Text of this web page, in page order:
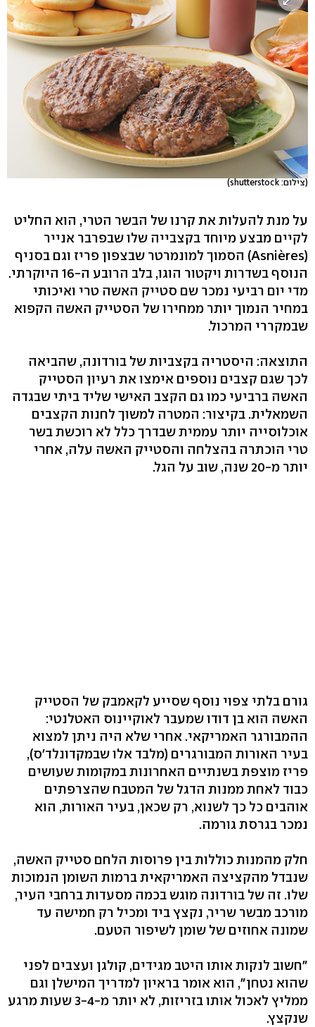
(צילום: shutterstock)
על מנת להעלות את קרנו של הבשר הטרי, הוא החליט
לקיים מבצע מיוחד בקצבייה שלו שבפרבר אנייר
(Asnières) הסמוך למונמרטר שבצפון פריז וגם בסניף
הנוסף בשדרות ויקטור הוגו, בלב הרובע ה-16 היוקרתי.
מדי יום רביעי נמכר שם סטייק האשה טרי ואיכותי
במחיר הנמוך יותר ממחירו של הסטייק האשה הקפוא
שבמקררי המרכול.
התוצאה: היסטריה בקצביות של בורדונה, שהביאה
לכך שגם קצבים נוספים אימצו את רעיון הסטייק
האשה ברביעי כמו גם הקצב האישי שליד ביתי שבגדה
השמאלית. בקיצור: המטרה למשוך לחנות הקצבים
אוכלוסייה יותר עממית שבדרך כלל לא רוכשת בשר
טרי הוכתרה בהצלחה והסטייק האשה עלה, אחרי
יותר מ-20 שנה, שוב על הגל.
גורם בלתי צפוי נוסף שסייע לקאמבק של הסטייק
האשה הוא בן דודו שמעבר לאוקיינוס האטלנטי:
ההמבורגר האמריקאי. אחרי שלא היה ניתן למצוא
בעיר האורות המבורגרים (מלבד אלו שבמקדונלד'ס),
פריז מוצפת בשנתיים האחרונות במקומות שעושים
כבוד לאחת ממנות הדגל של המטבח שהצרפתים
אוהבים כל כך לשנוא, רק שכאן, בעיר האורות, הוא
נמכר בגרסת גורמה.
חלק מהמנות כוללות בין פרוסות הלחם סטייק האשה,
שנבדל מהקציצה האמריקאית ברמות השומן הנמוכות
שלו. זה של בורדונה מוגש בכמה מסעדות ברחבי העיר,
מורכב מבשר שריר, נקצץ ביד ומכיל רק חמישה עד
שמונה אחוזים של שומן לשיפור הטעם.
"חשוב לנקות אותו היטב מגידים, קולגן ועצבים לפני
שהוא נטחן", הוא אומר בראיון למדריך המישלן וגם
ממליץ לאכול אותו בזריזות, לא יותר מ-3-4 שעות מרגע
שנקצץ.